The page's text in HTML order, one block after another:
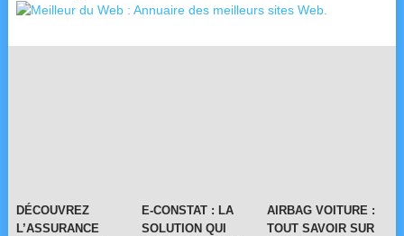
DÉCOUVREZ
L’ASSURANCE
E-CONSTAT : LA
SOLUTION QUI
AIRBAG VOITURE :
TOUT SAVOIR SUR